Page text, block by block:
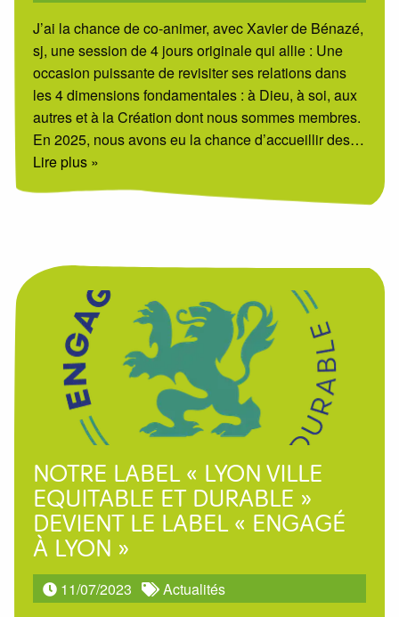
J’ai la chance de co-animer, avec Xavier de Bénazé,
sj, une session de 4 jours originale qui allie : Une
occasion puissante de revisiter ses relations dans
les 4 dimensions fondamentales : à Dieu, à soi, aux
autres et à la Création dont nous sommes membres.
En 2025, nous avons eu la chance d’accueillir des…
Lire plus »
NOTRE LABEL « LYON VILLE
EQUITABLE ET DURABLE »
DEVIENT LE LABEL « ENGAGÉ
À LYON »
11/07/2023
Actualités